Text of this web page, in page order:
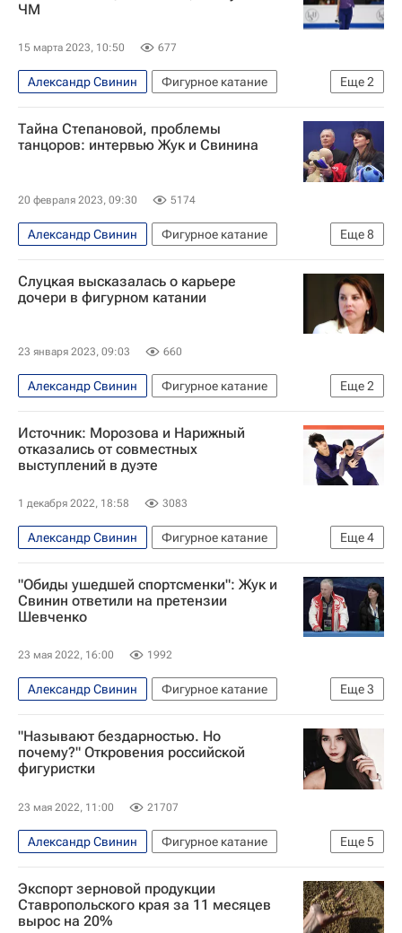
ЧМ
15 марта 2023, 10:50 677
Еще2
Александр Свинин
Фигурное катание
Ирина Жук
Даниил Семко
Тайна Степановой, проблемы
танцоров: интервью Жук и Свинина
20 февраля 2023, 09:30 5174
Еще8
Александр Свинин
Фигурное катание
Ирина Жук
Олимпийские игры
Александра Степанова (фигурное катание)
Девид Нарижный
Аннабель Морозова
Интервью РИА Спорт
Авторы РИА Новости Спорт
Слуцкая высказалась о карьере
дочери в фигурном катании
23 января 2023, 09:03 660
Еще2
Александр Свинин
Фигурное катание
Ирина Слуцкая
Ирина Жук
Источник: Морозова и Нарижный
отказались от совместных
выступлений в дуэте
1 декабря 2022, 18:58 3083
Еще4
Александр Свинин
Фигурное катание
Аннабель Морозова
Международный союз конькобежцев (ISU)
Девид Нарижный
"Обиды ушедшей спортсменки": Жук и
Свинин ответили на претензии
Шевченко
23 мая 2022, 16:00 1992
Еще3
Александр Свинин
Фигурное катание
Ирина Жук
Софья Шевченко
Игорь Еременко
"Называют бездарностью. Но
почему?" Откровения российской
фигуристки
23 мая 2022, 11:00 21707
Еще5
Александр Свинин
Фигурное катание
Софья Шевченко
Игорь Еременко
Ирина Жук
Интервью РИА Спорт
Авторы РИА Новости Спорт
Экспорт зерновой продукции
Ставропольского края за 11 месяцев
вырос на 20%